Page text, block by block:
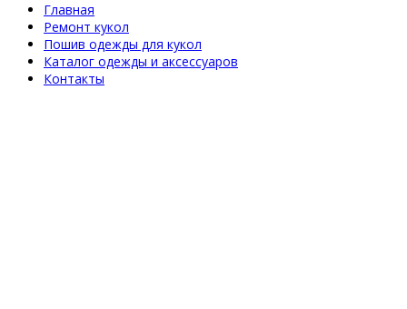
Главная
Ремонт кукол
Пошив одежды для кукол
Каталог одежды и аксессуаров
Контакты